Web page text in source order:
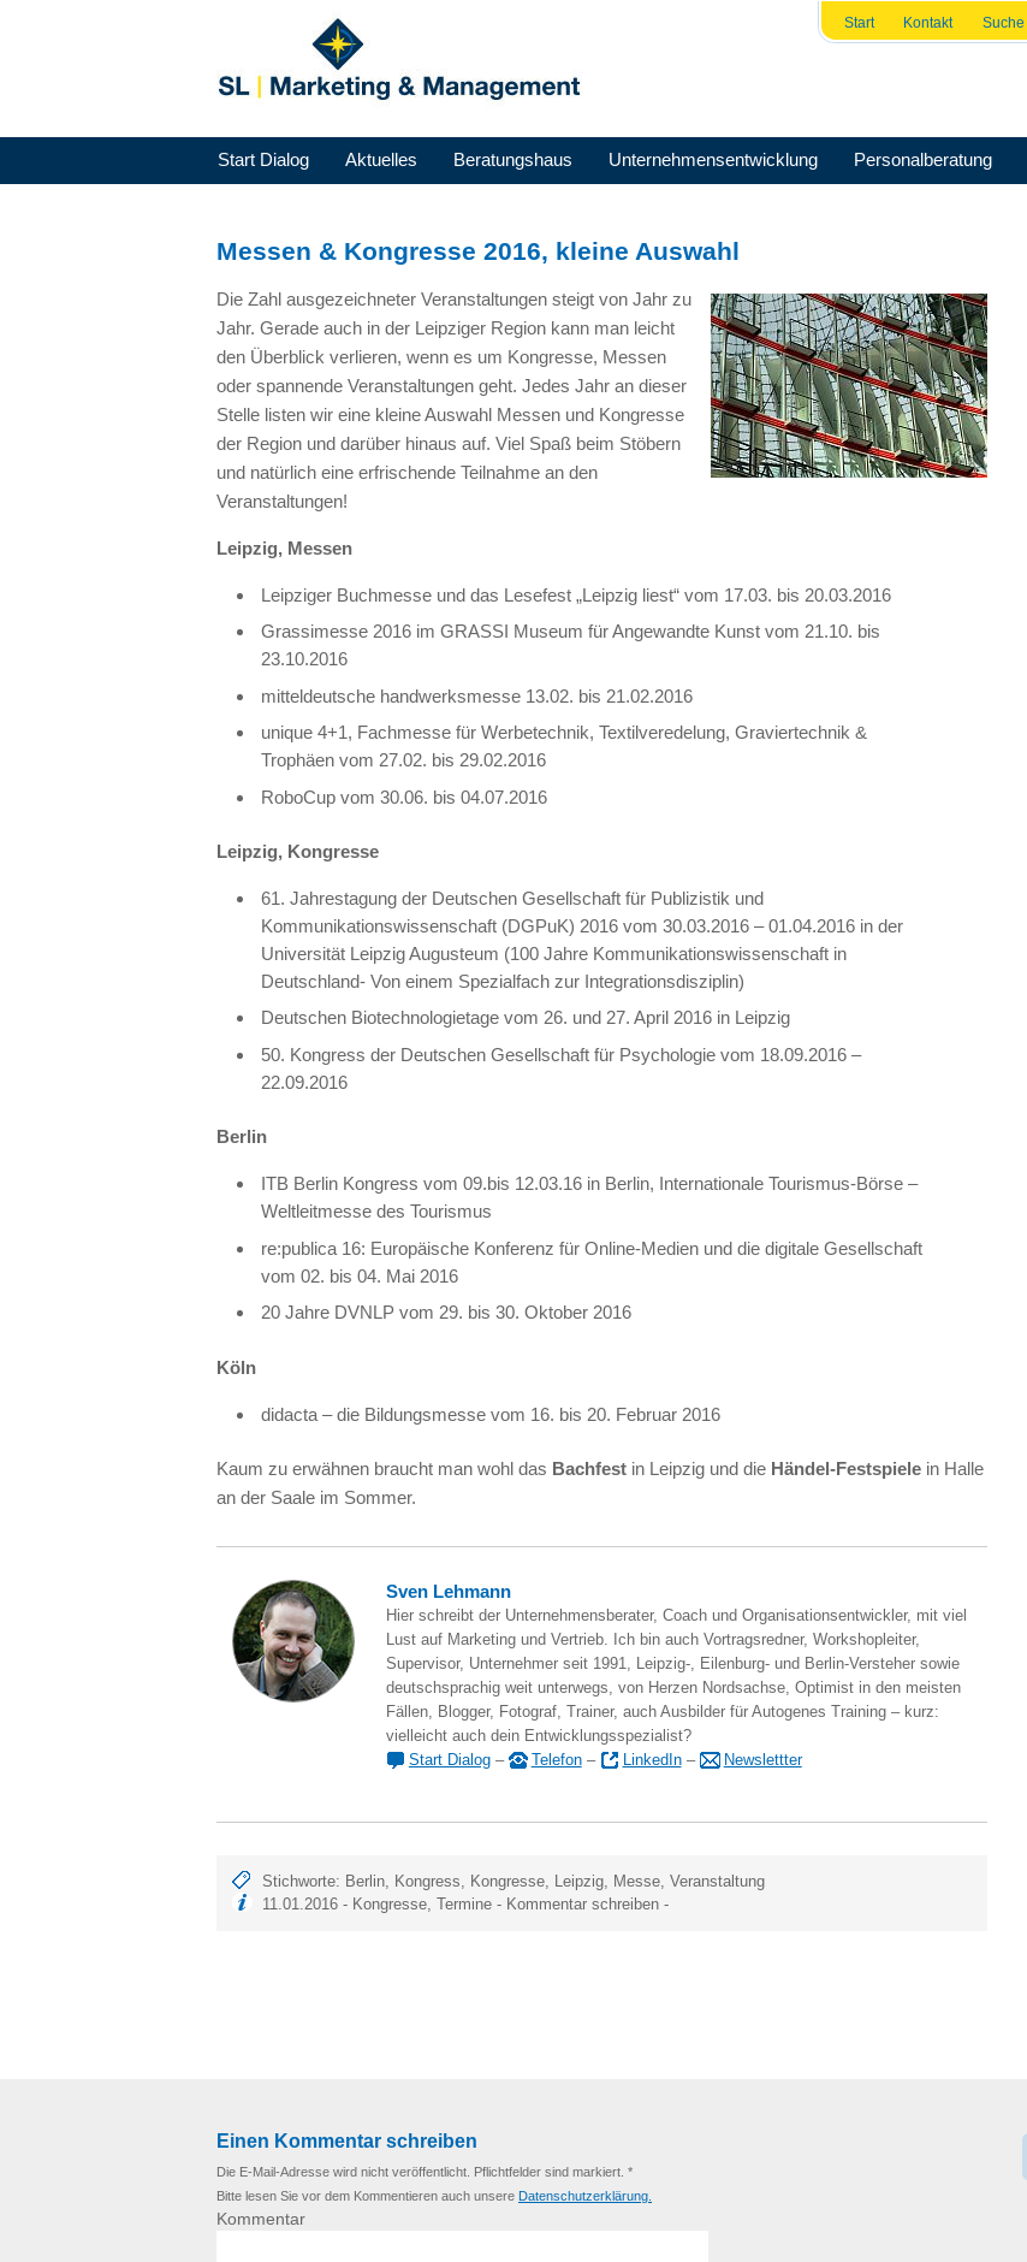
Start Kontakt Suche
Start Dialog Aktuelles Beratungshaus Unternehmensentwicklung Personalberatung
Messen & Kongresse 2016, kleine Auswahl
Die Zahl ausgezeichneter Veranstaltungen steigt von Jahr zu
Jahr. Gerade auch in der Leipziger Region kann man leicht
den Überblick verlieren, wenn es um Kongresse, Messen
oder spannende Veranstaltungen geht. Jedes Jahr an dieser
Stelle listen wir eine kleine Auswahl Messen und Kongresse
der Region und darüber hinaus auf. Viel Spaß beim Stöbern
und natürlich eine erfrischende Teilnahme an den
Veranstaltungen!
Leipzig, Messen
Leipziger Buchmesse und das Lesefest „Leipzig liest“ vom 17.03. bis 20.03.2016
Grassimesse 2016 imGRASSI Museum für Angewandte Kunst vom 21.10. bis
23.10.2016
mitteldeutsche handwerksmesse 13.02. bis 21.02.2016
unique 4+1, Fachmesse für Werbetechnik, Textilveredelung, Graviertechnik &
Trophäen vom 27.02. bis 29.02.2016
RoboCup vom 30.06. bis 04.07.2016
Leipzig, Kongresse
61. Jahrestagung der Deutschen Gesellschaft für Publizistik und
Kommunikationswissenschaft (DGPuK) 2016 vom 30.03.2016 – 01.04.2016 in der
Universität Leipzig Augusteum (100 Jahre Kommunikationswissenschaft in
Deutschland- Von einem Spezialfach zur Integrationsdisziplin)
Deutschen Biotechnologietage vom 26. und 27. April 2016 in Leipzig
50. Kongress der Deutschen Gesellschaft für Psychologie vom 18.09.2016 –
22.09.2016
Berlin
ITB Berlin Kongress vom 09.bis 12.03.16 in Berlin, Internationale Tourismus-Börse –
Weltleitmesse des Tourismus
re:publica 16: Europäische Konferenz für Online-Medien und die digitale Gesellschaft
vom 02. bis 04. Mai 2016
20 Jahre DVNLPvom 29. bis 30. Oktober 2016
Köln
didacta – die Bildungsmesse vom 16. bis 20. Februar 2016
Kaum zu erwähnen braucht man wohl das Bachfest in Leipzig und die Händel-Festspiele in Halle
an der Saale im Sommer.
Sven Lehmann
Hier schreibt der Unternehmensberater, Coach und Organisationsentwickler, mit viel
Lust auf Marketing und Vertrieb. Ich bin auch Vortragsredner, Workshopleiter,
Supervisor, Unternehmer seit 1991, Leipzig-, Eilenburg- und Berlin-Versteher sowie
deutschsprachig weit unterwegs, von Herzen Nordsachse, Optimist in den meisten
Fällen, Blogger, Fotograf, Trainer, auch Ausbilder für Autogenes Training – kurz:
vielleicht auch dein Entwicklungsspezialist?
Start Dialog– Telefon– LinkedIn– Newslettter
Stichworte: Berlin, Kongress, Kongresse, Leipzig, Messe,Veranstaltung
11.01.2016 - Kongresse,Termine - Kommentar schreiben -
Einen Kommentar schreiben
Die E-Mail-Adresse wird nicht veröffentlicht. Pflichtfelder sind markiert. *
Bitte lesen Sie vor dem Kommentieren auch unsere Datenschutzerklärung.
Kommentar